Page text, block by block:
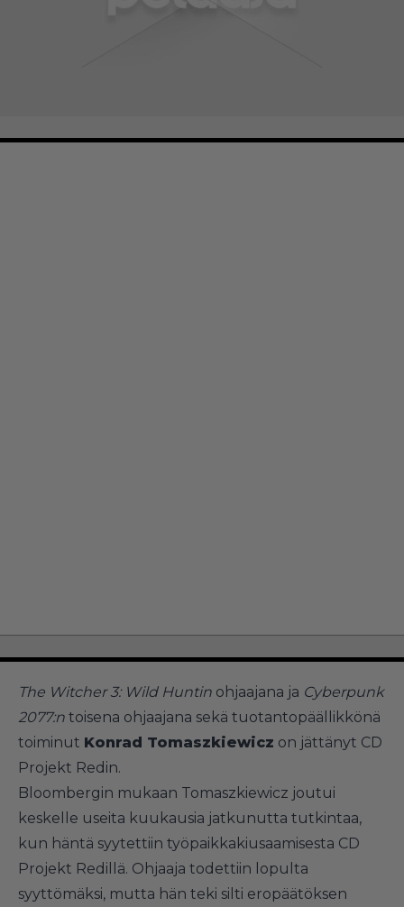
The Witcher 3: Wild Huntin ohjaajana ja Cyberpunk
2077:n toisena ohjaajana sekä tuotantopäällikkönä
toiminut Konrad Tomaszkiewicz on jättänyt CD
Projekt Redin.
Bloombergin mukaan Tomaszkiewicz joutui
keskelle useita kuukausia jatkunutta tutkintaa,
kun häntä syytettiin työpaikkakiusaamisesta CD
Projekt Redillä. Ohjaaja todettiin lopulta
syyttömäksi, mutta hän teki silti eropäätöksen